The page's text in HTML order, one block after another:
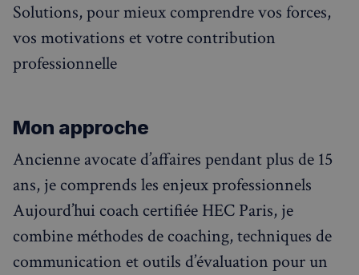
Solutions, pour mieux comprendre vos forces,
vos motivations et votre contribution
professionnelle
Mon approche
Ancienne avocate d’affaires pendant plus de 15
ans, je comprends les enjeux professionnels
Aujourd’hui coach certifiée HEC Paris, je
combine méthodes de coaching, techniques de
communication et outils d’évaluation pour un